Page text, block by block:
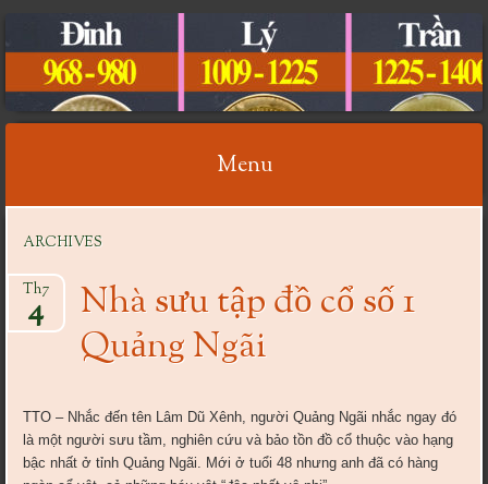
CỔ VẬT VIỆT NAM
Menu
content
ARCHIVES
Nhà sưu tập đồ cổ số 1
Quảng Ngãi
Th7
4
TTO – Nhắc đến tên Lâm Dũ Xênh, người Quảng Ngãi nhắc ngay đó
là một người sưu tầm, nghiên cứu và bảo tồn đồ cổ thuộc vào hạng
bậc nhất ở tỉnh Quảng Ngãi. Mới ở tuổi 48 nhưng anh đã có hàng